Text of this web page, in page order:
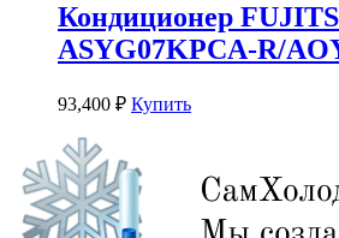
Кондиционер
ASYG07KPCA-R/
93,400 ₽ Купить